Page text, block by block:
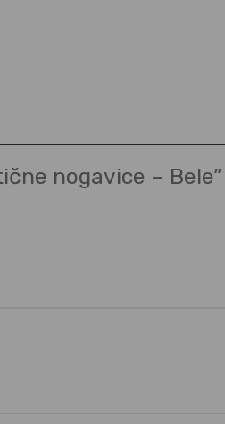
nogavice –